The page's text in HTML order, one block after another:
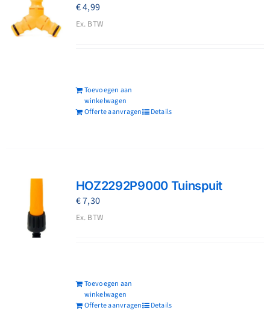
€4,99
Ex. BTW
Toevoegen aan
winkelwagen
Offerte aanvragen
Details
HOZ2292P9000 Tuinspuit
€7,30
Ex. BTW
Toevoegen aan
winkelwagen
Offerte aanvragen
Details